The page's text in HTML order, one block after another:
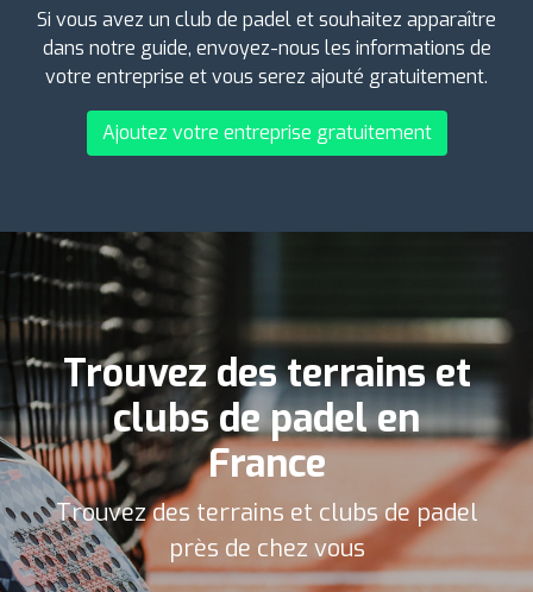
Si vous avez un club de padel et souhaitez apparaître
dans notre guide, envoyez-nous les informations de
votre entreprise et vous serez ajouté gratuitement.
Ajoutez votre entreprise gratuitement
Trouvez des terrains et
clubs de padel en
France
Trouvez des terrains et clubs de padel
près de chez vous